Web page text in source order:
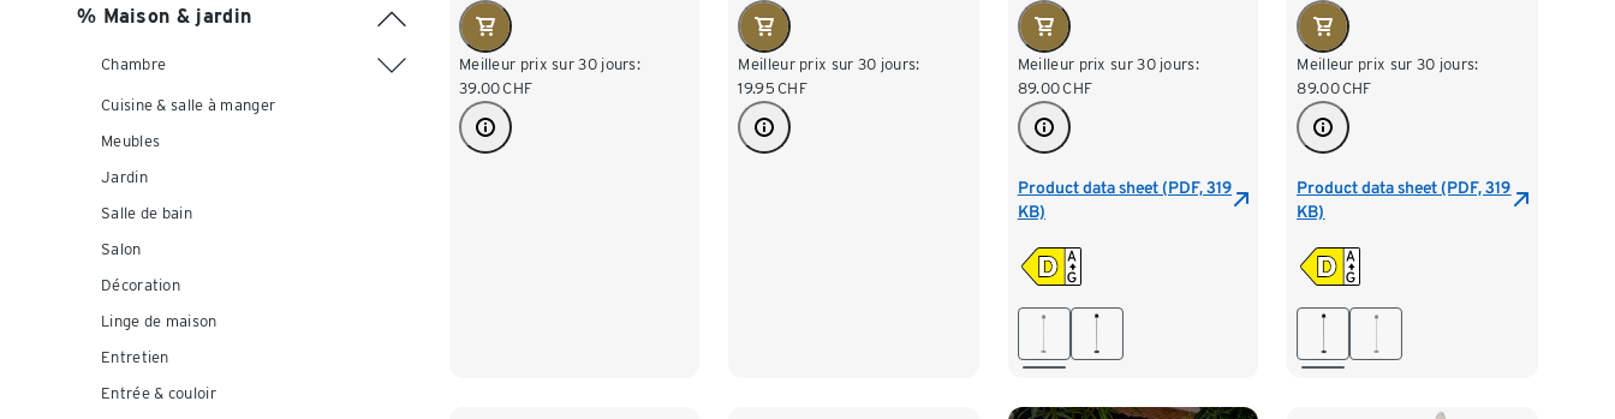
% Maison & jardin
Chambre
Cuisine & salle à manger
Meubles
Jardin
Salle de bain
Salon
Décoration
Linge de maison
Entretien
Entrée & couloir
Meilleur prix sur 30 jours:
39.00CHF
Meilleur prix sur 30 jours:
19.95 CHF
Meilleur prix sur 30 jours:
89.00CHF
Product data sheet (PDF, 319
KB)
Meilleur prix sur 30 jours:
89.00CHF
Product data sheet (PDF, 319
KB)